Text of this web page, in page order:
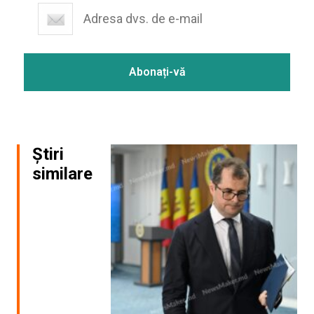
Știri
similare